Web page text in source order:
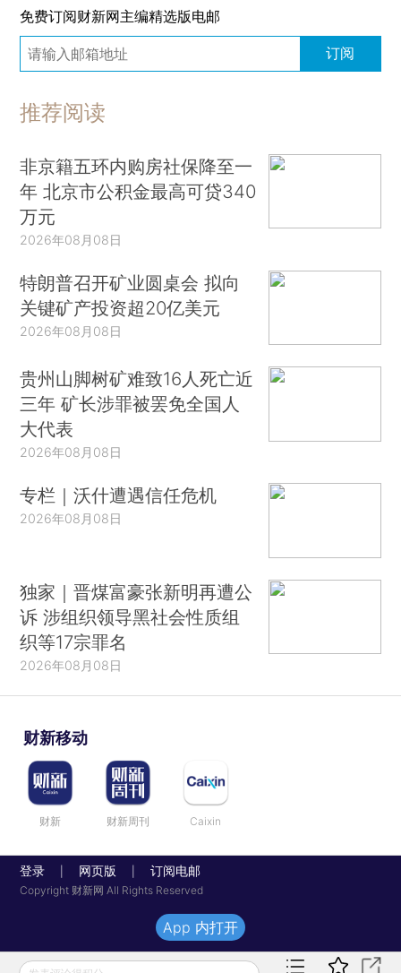
免费订阅财新网主编精选版电邮
订阅
推荐阅读
非京籍五环内购房社保降至一
年 北京市公积金最高可贷340
万元
2026年08月08日
特朗普召开矿业圆桌会 拟向
关键矿产投资超20亿美元
2026年08月08日
贵州山脚树矿难致16人死亡近
三年 矿长涉罪被罢免全国人
大代表
2026年08月08日
专栏｜沃什遭遇信任危机
2026年08月08日
独家｜晋煤富豪张新明再遭公
诉 涉组织领导黑社会性质组
织等17宗罪名
2026年08月08日
财新移动
财新 财新周刊 Caixin
登录 网页版 订阅电邮
Copyright 财新网 All Rights Reserved
App 内打开